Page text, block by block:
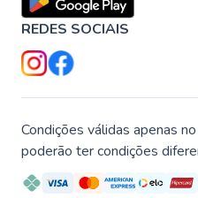
REDES SOCIAIS
Condições válidas apenas
poderão ter condições